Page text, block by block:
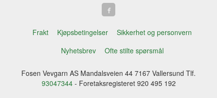
Frakt Kjøpsbetingelser
Sikkerhet og personvern
Nyhetsbrev
Ofte stilte spørsmål
Fosen Vevgarn AS Mandalsveien 44 7167 Vallersund Tlf.
93047344- Foretaksregisteret 920 495 192